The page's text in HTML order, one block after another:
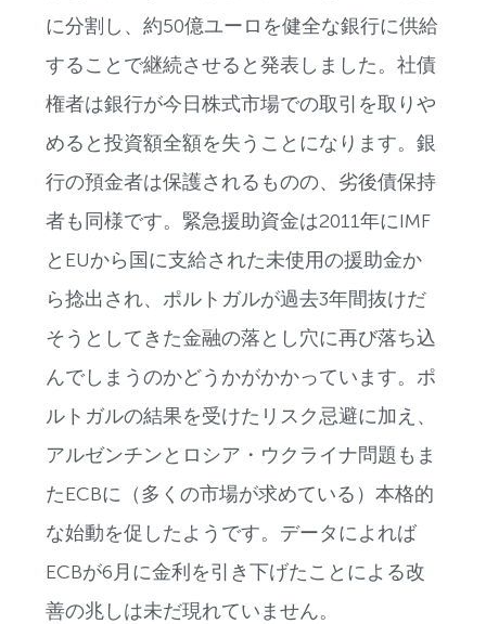
に分割し、約50億ユーロを健全な銀行に供給
することで継続させると発表しました。社債
権者は銀行が今日株式市場での取引を取りや
めると投資額全額を失うことになります。銀
行の預金者は保護されるものの、劣後債保持
者も同様です。緊急援助資金は2011年にIMF
とEUから国に支給された未使用の援助金か
ら捻出され、ポルトガルが過去3年間抜けだ
そうとしてきた金融の落とし穴に再び落ち込
んでしまうのかどうかがかかっています。ポ
ルトガルの結果を受けたリスク忌避に加え、
アルゼンチンとロシア・ウクライナ問題もま
たECBに（多くの市場が求めている）本格的
な始動を促したようです。データによれば
ECBが6月に金利を引き下げたことによる改
善の兆しは未だ現れていません。